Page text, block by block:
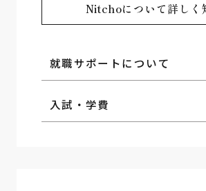
Nitchoについて詳しく
就職サポートについて
入試・学費